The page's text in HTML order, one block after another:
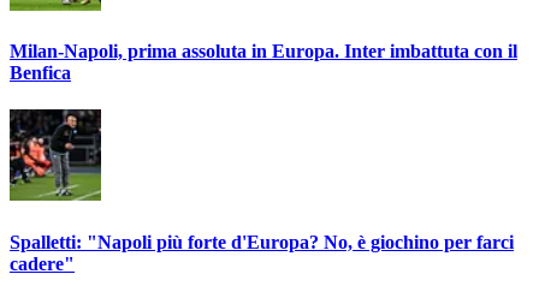
Milan-Napoli, prima assoluta in Europa. Inter imbattuta con il
Benfica
Spalletti: "Napoli più forte d'Europa? No, è giochino per farci
cadere"